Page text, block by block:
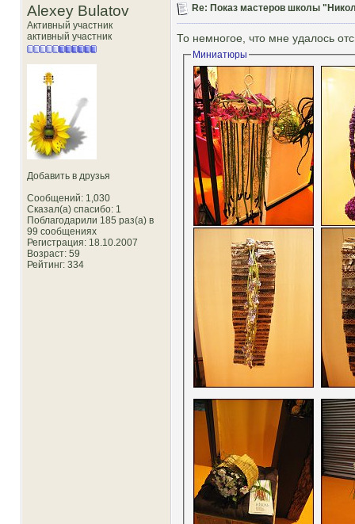
Alexey Bulatov
Активный участник
активный участник
Добавить в друзья
Сообщений: 1,030
Сказал(а) спасибо: 1
Поблагодарили 185 раз(а) в
99 сообщениях
Регистрация: 18.10.2007
Возраст: 59
Рейтинг: 334
Re: Показ мастеров школы
То немногое, что мне удалось
Миниатюры